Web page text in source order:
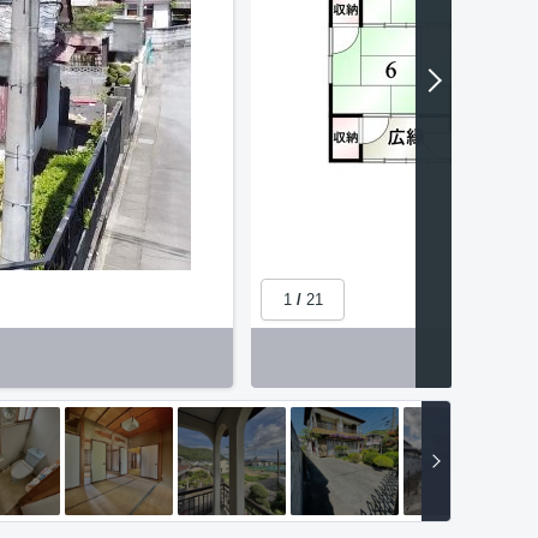
1/ 21